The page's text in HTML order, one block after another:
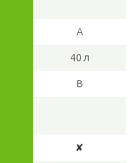
A
40 л
B
✘